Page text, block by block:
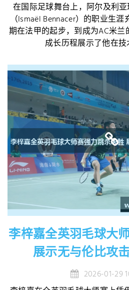
在国际足球舞台上，阿尔及利
（Ismaël Bennacer）的职业生
期在法甲的起步，到成为AC米
成长历程展示了他在技
李梓嘉全英羽毛球大
展示无与伦比攻
2026-01-29